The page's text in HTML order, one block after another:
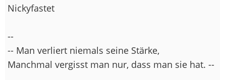
Nickyfastet
--
-- Man verliert niemals seine Stärke,
Manchmal vergisst man nur, dass man sie hat. --